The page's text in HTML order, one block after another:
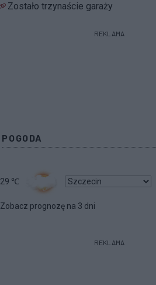
Zostało trzynaście garaży
REKLAMA
POGODA
29 ℃
Zobacz prognozę na 3 dni
REKLAMA